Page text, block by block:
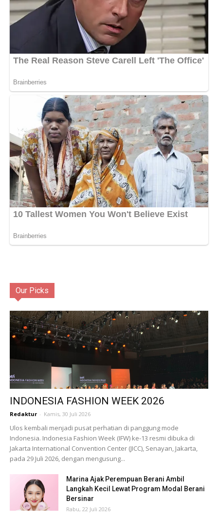
Our Picks
INDONESIA FASHION WEEK 2026
Redaktur - Kamis, 30 Juli 2026
Ulos kembali menjadi pusat perhatian di panggung mode
Indonesia. Indonesia Fashion Week (IFW) ke-13 resmi dibuka di
Jakarta International Convention Center (JICC), Senayan, Jakarta,
pada 29 Juli 2026, dengan mengusung...
Marina Ajak Perempuan Berani Ambil
Langkah Kecil Lewat Program Modal Berani
Bersinar
Rabu, 22 Juli 2026